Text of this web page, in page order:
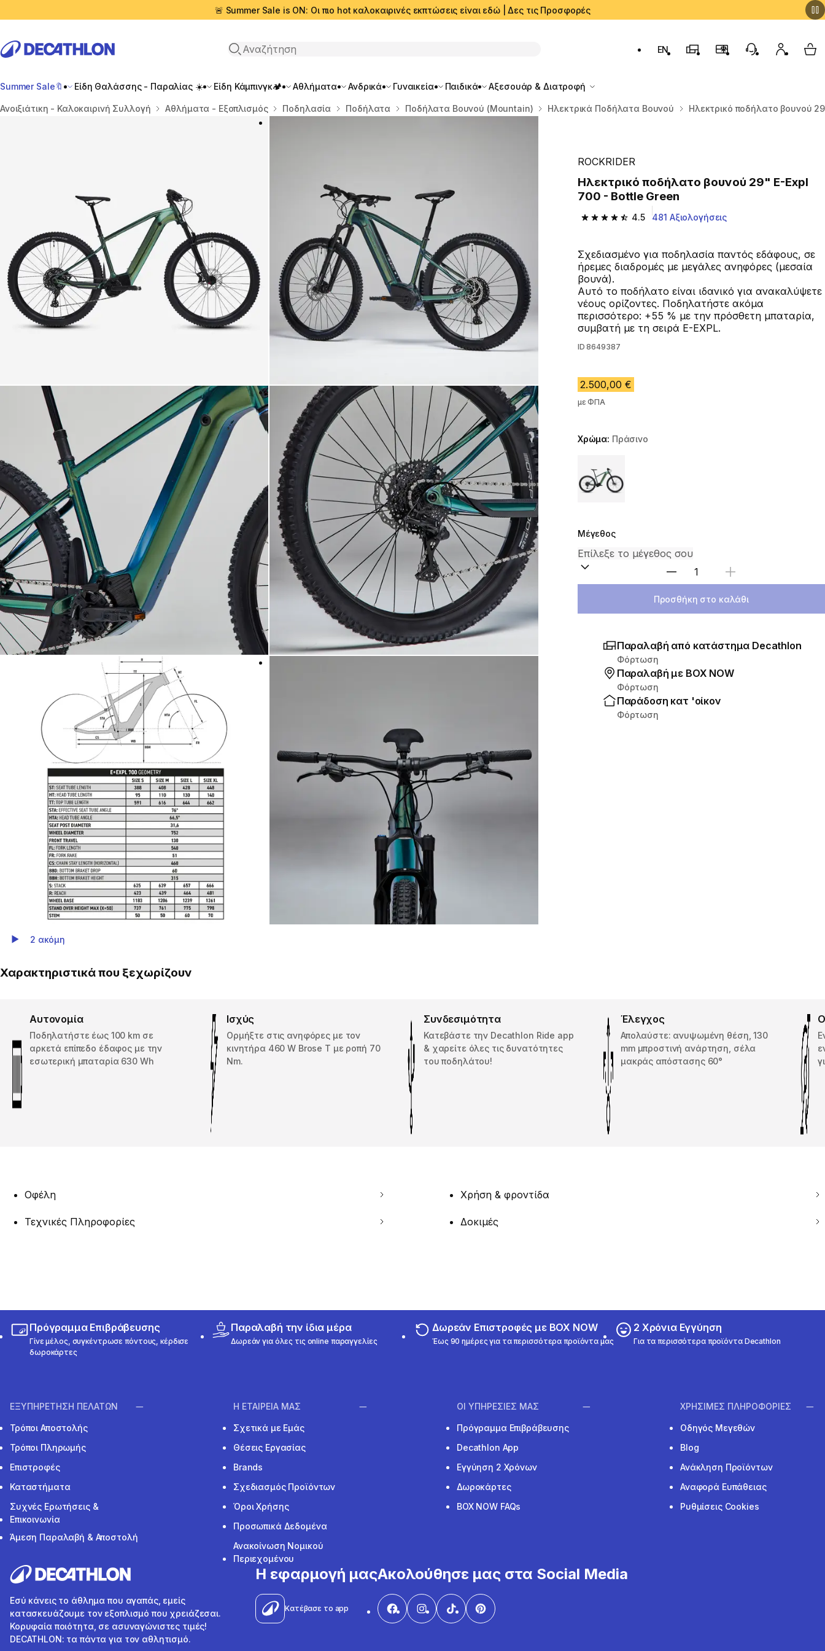
🚨 Summer Sale is ON: Οι πιο hot καλοκαιρινές εκπτώσεις είναι εδώ | Δες τις Προσφορές
Αναζήτηση
Αλλαγή γλώσσας: English (English)
EN
Καταστήματα Decathlon
ΠρόγραμμαΕξυπηρέτηση
Ο My
Summer Sale🔖 Είδη Θαλάσσης - Παραλίας ☀️ Είδη Κάμπινγκ🏕️ Αθλήματα Ανδρικά Γυναικεία Παιδικά Αξεσουάρ & Διατροφή
Αρχική σελίδα
Ανοιξιάτικη - Καλοκαιρινή Συλλογή Αθλήματα - Εξοπλισμός Ποδηλασία Ποδήλατα Ποδήλατα Βουνού (Mountain) Ηλεκτρικά Ποδήλατα Βουνού Ηλεκτρικό ποδήλατο βουνού
Play Video
2 ακόμη
ROCKRIDER
Ηλεκτρικό ποδήλατο βουνού 29" E-Expl
700 - Bottle Green
4.5
4.5 out of 5 stars from 481 reviews
481 Αξιολογήσεις
Σχεδιασμένο για ποδηλασία παντός εδάφους, σε
ήρεμες διαδρομές με μεγάλες ανηφόρες (μεσαία
βουνά).
Αυτό το ποδήλατο είναι ιδανικό για ανακαλύψετε
νέους ορίζοντες. Ποδηλατήστε ακόμα
περισσότερο: +55 % με την πρόσθετη μπαταρία,
συμβατή με τη σειρά E-EXPL.
ID 8649387
2.500,00 €
με ΦΠΑ
Χρώμα: Πράσινο
Μέγεθος
Επιλέξτε ποσότητα
Προσθήκη στο καλάθι
Παραλαβή από κατάστημα Decathlon
Φόρτωση
Παραλαβή με ΒΟΧ ΝΟW
Φόρτωση
Παράδοση κατ 'οίκον
Φόρτωση
Χαρακτηριστικά που ξεχωρίζουν
Αυτονομία
Ποδηλατήστε έως 100 km σε
αρκετά επίπεδο έδαφος με την
εσωτερική μπαταρία 630 Wh
Ισχύς
Ορμήξτε στις ανηφόρες με τον
κινητήρα 460 W Brose T με ροπή 70
Nm.
Συνδεσιμότητα
Κατεβάστε την Decathlon Ride app
& χαρείτε όλες τις δυνατότητες
του ποδηλάτου!
Έλεγχος
Απολαύστε: ανυψωμένη θέση, 130
mm μπροστινή ανάρτηση, σέλα
μακράς απόστασης 60°
Οφέλη Χρήση & φροντίδα
Τεχνικές Πληροφορίες Δοκιμές
Πρόγραμμα Επιβράβευσης
Γίνε μέλος, συγκέντρωσε πόντους, κέρδισε
δωροκάρτες
Παραλαβή την ίδια μέρα
Δωρεάν για όλες τις online παραγγελίες
Δωρεάν Επιστροφές με BOX NOW
Έως 90 ημέρες για τα περισσότερα προϊόντα μας
2 Χρόνια Εγγύηση
Για τα περισσότερα προϊόντα Decathlon
ΕΞΥΠΗΡΕΤΗΣΗ ΠΕΛΑΤΩΝ
Τρόποι Αποστολής
Τρόποι Πληρωμής
Επιστροφές
Καταστήματα
Συχνές Ερωτήσεις &
Επικοινωνία
Άμεση Παραλαβή & Αποστολή
Η ΕΤΑΙΡΕΙΑ ΜΑΣ
Σχετικά με Εμάς
Θέσεις Εργασίας
Brands
Σχεδιασμός Προϊόντων
Όροι Χρήσης
Προσωπικά Δεδομένα
Ανακοίνωση Νομικού
Περιεχομένου
ΟΙ ΥΠΗΡΕΣΙΕΣ ΜΑΣ
Πρόγραμμα Επιβράβευσης
Decathlon App
Εγγύηση 2 Χρόνων
Δωροκάρτες
BOX NOW FAQs
ΧΡΗΣΙΜΕΣ ΠΛΗΡΟΦΟΡΙΕΣ
Οδηγός Μεγεθών
Blog
Ανάκληση Προϊόντων
Αναφορά Ευπάθειας
Ρυθμίσεις Cookies
Εσύ κάνεις το άθλημα που αγαπάς, εμείς
κατασκευάζουμε τον εξοπλισμό που χρειάζεσαι.
Κορυφαία ποιότητα, σε ασυναγώνιστες τιμές!
DECATHLON: τα πάντα για τον αθλητισμό.
Η εφαρμογή μας
Κατέβασε το app
Ακολούθησε μας στα Social Media